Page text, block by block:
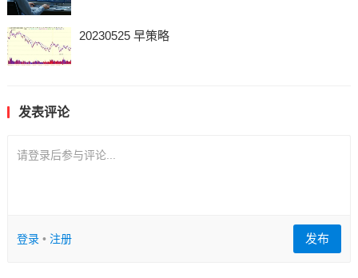
20230525 早策略
发表评论
请登录后参与评论...
登录• 注册 发布